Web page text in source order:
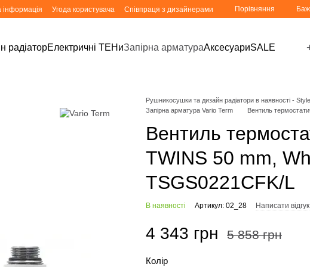
інформація Угода користувача Співпраця з дизайнерами Порівняння
радіаторЕлектричні ТЕНиЗапірна арматураАксесуариSALE
Рушникосушки та дизайн радіатори в наявності -
Запірна арматура Vario Term
Вентиль
Вентиль
TWINS 50 mm,
TSGS0221CFK/L
В наявності Артикул: 02_28 Написати відгук
4 343 грн 5 858 грн
Колір